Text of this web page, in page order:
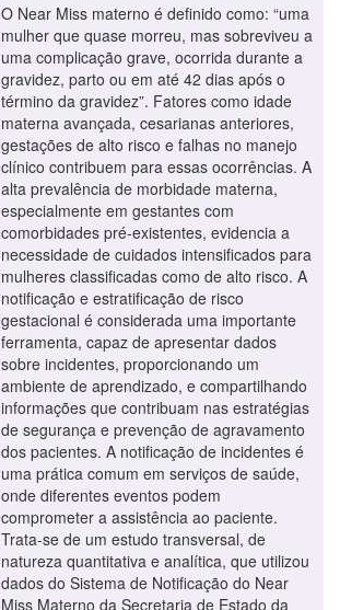
O Near Miss materno é definido como: “uma
mulher que quase morreu, mas sobreviveu a
uma complicação grave, ocorrida durante a
gravidez, parto ou em até 42 dias após o
término da gravidez”. Fatores como idade
materna avançada, cesarianas anteriores,
gestações de alto risco e falhas no manejo
clínico contribuem para essas ocorrências. A
alta prevalência de morbidade materna,
especialmente em gestantes com
comorbidades pré-existentes, evidencia a
necessidade de cuidados intensificados para
mulheres classificadas como de alto risco. A
notificação e estratificação de risco
gestacional é considerada uma importante
ferramenta, capaz de apresentar dados
sobre incidentes, proporcionando um
ambiente de aprendizado, e compartilhando
informações que contribuam nas estratégias
de segurança e prevenção de agravamento
dos pacientes. A notificação de incidentes é
uma prática comum em serviços de saúde,
onde diferentes eventos podem
comprometer a assistência ao paciente.
Trata-se de um estudo transversal, de
natureza quantitativa e analítica, que utilizou
dados do Sistema de Notificação do Near
Miss Materno da Secretaria de Estado da